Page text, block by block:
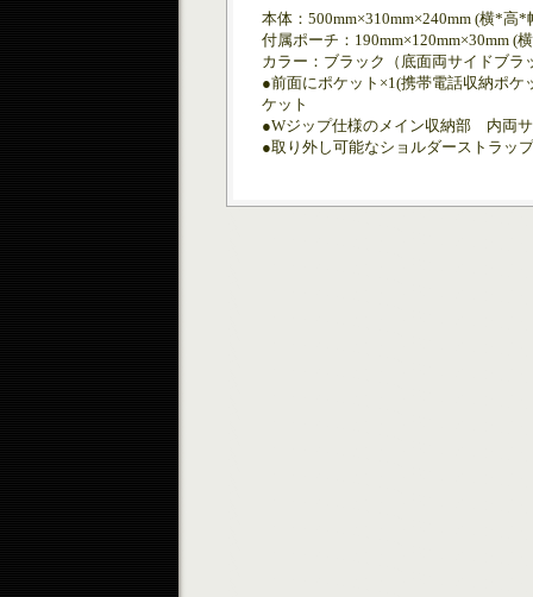
本体：500mm×310mm×240mm (横*高*
付属ポーチ：190mm×120mm×30mm (
カラー：ブラック（底面両サイドブラ
●前面にポケット×1(携帯電話収納ポ
ケット
●Wジップ仕様のメイン収納部 内両
●取り外し可能なショルダーストラッ